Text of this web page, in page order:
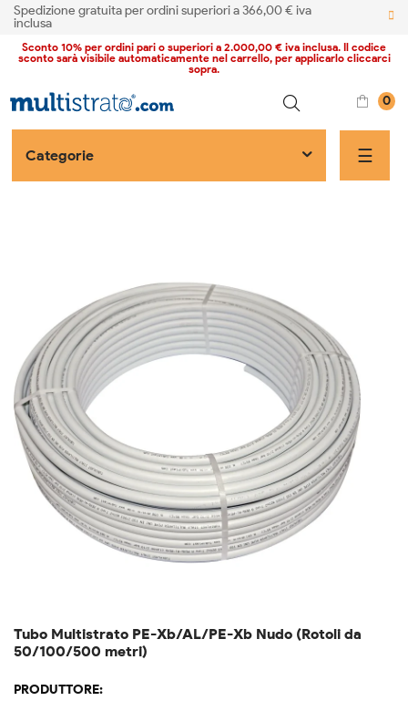
Spedizione gratuita per ordini superiori a 366,00 € iva
inclusa
Sconto 10% per ordini pari o superiori a 2.000,00 € iva inclusa. Il codice
sconto sarà visibile automaticamente nel carrello, per applicarlo cliccarci
sopra.
0
Categorie ☰
Tubo Multistrato PE-Xb/AL/PE-Xb Nudo (Rotoli da
50/100/500 metri)
PRODUTTORE: